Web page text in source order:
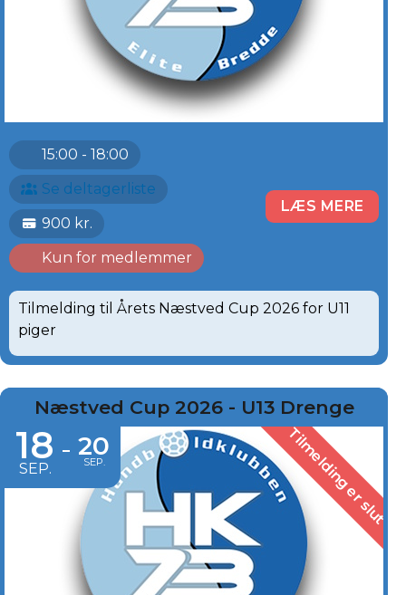
15:00 - 18:00
Se deltagerliste
900 kr.
Kun for medlemmer
LÆS MERE
Tilmelding til Årets Næstved Cup 2026 for U11
piger
Næstved Cup 2026 - U13 Drenge
18
SEP.
- 20
SEP. Tilmelding er slut